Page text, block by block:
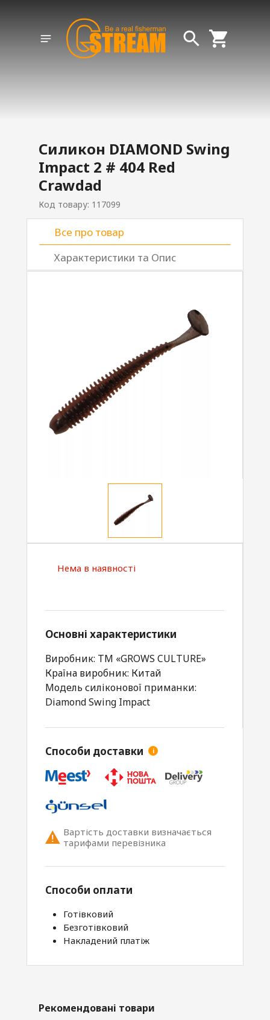
Силикон DIAMOND Swing
Impact 2 # 404 Red
Crawdad
Код товару: 117099
Все про товар
Характеристики та Опис
Нема в наявності
Основні характеристики
Виробник: ТМ «GROWS CULTURE»
Країна виробник: Китай
Модель силіконової приманки:
Diamond Swing Impact
Способи доставки i
Вартість доставки визначається
тарифами перевізника
Способи оплати
Готівковий
Безготівковий
Накладений платіж
Рекомендовані товари